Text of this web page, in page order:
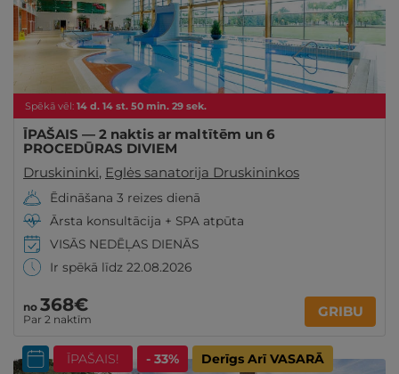
Spēkā vēl: 14 d. 14 st. 50 min. 27 sek.
ĪPAŠAIS — 2 naktis ar maltītēm un 6
PROCEDŪRAS DIVIEM
Druskininki, Eglės sanatorija Druskininkos
Ēdināšana 3 reizes dienā
Ārsta konsultācija + SPA atpūta
VISĀS NEDĒĻAS DIENĀS
Ir spēkā līdz 22.08.2026
no 368€
Par 2 naktīm GRIBU
ĪPAŠAIS! - 33% Derīgs Arī VASARĀ